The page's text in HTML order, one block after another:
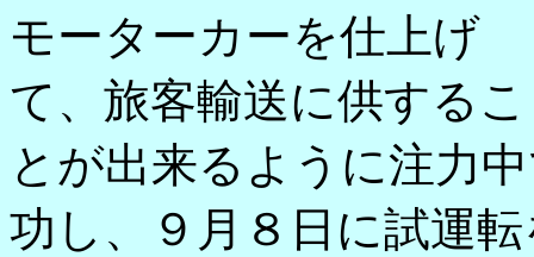
モーターカーを仕上げ
て、旅客輸送に供するこ
とが出来るように注力
功し、９月８日に試運